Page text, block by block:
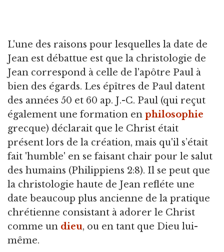
L'une des raisons pour lesquelles la date de
Jean est débattue est que la christologie de
Jean correspond à celle de l'apôtre Paul à
bien des égards. Les épîtres de Paul datent
des années 50 et 60 ap. J.-C. Paul (qui reçut
également une formation en philosophie
grecque) déclarait que le Christ était
présent lors de la création, mais qu'il s’était
fait 'humble' en se faisant chair pour le salut
des humains (Philippiens 2:8). Il se peut que
la christologie haute de Jean refléte une
date beaucoup plus ancienne de la pratique
chrétienne consistant à adorer le Christ
comme un dieu, ou en tant que Dieu lui-
même.